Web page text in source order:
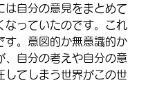
は自分の意見をまとめて
なっていたのです。これ
す。意図的か無意識的か
、自分の考えや自分の意
してしまう世界がこの世